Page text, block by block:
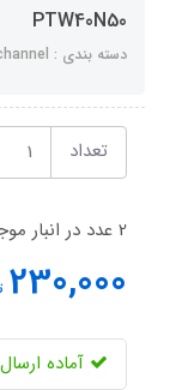
PTW40N50
دسته بندی : Mosfet N-channel
تعداد
2 عدد در انبار موجود است
230,000
آماده ارسال